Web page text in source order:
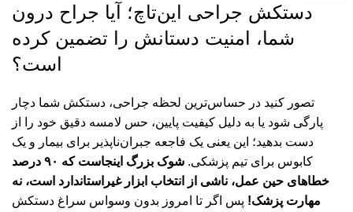
دستکش جراحی این‌تاچ؛ آیا جراح درون
شما، امنیت دستانش را تضمین کرده
است؟
تصور کنید در حساس‌ترین لحظه جراحی، دستکش شما دچار
پارگی شود یا به دلیل کیفیت پایین، حس لامسه دقیق خود را از
دست بدهید؛ این یعنی یک فاجعه جبران‌ناپذیر برای بیمار و یک
کابوس برای تیم پزشکی.
شوک بزرگ اینجاست که ۹۰ درصد
خطاهای حین عمل، ناشی از انتخاب ابزار غیراستاندارد است، نه
مهارت پزشک! پس اگر تا امروز بدون وسواس سراغ دستکش